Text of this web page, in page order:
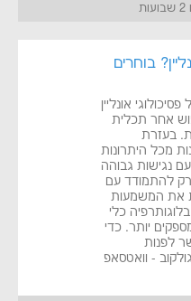
בוחרים
אונליין
אחר תכלית
בעזרת
מכל היתרונות
נגישות גבוהה
להתמודד עם
את המשמעות
כלי
יותר. כדי
לפנות
- וואטסאפ